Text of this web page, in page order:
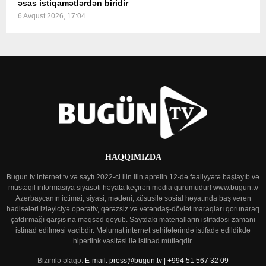
əsas istiqamətlərdən biridir
6 Avqust 2026, 17:04
HAQQIMIZDA
Bugun.tv internet tv və saytı 2022-ci ilin ilin aprelin 12-də fəaliyyətə başlayıb və
müstəqil informasiya siyasəti həyata keçirən media qurumudur! www.bugun.tv
Azərbaycanın ictimai, siyasi, mədəni, xüsusilə sosial həyatında baş verən
hadisələri izləyiciyə operativ, qərəzsiz və vətəndaş-dövlət maraqları qorunaraq
çatdırmağı qarşısına məqsəd qoyub. Saytdakı materialların istifadəsi zamanı
istinad edilməsi vacibdir. Məlumat internet səhifələrində istifadə edildikdə
hiperlink vasitəsi ilə istinad mütləqdir.
Bizimlə əlaqə: E-mail: press@bugun.tv | +994 51 567 32 09